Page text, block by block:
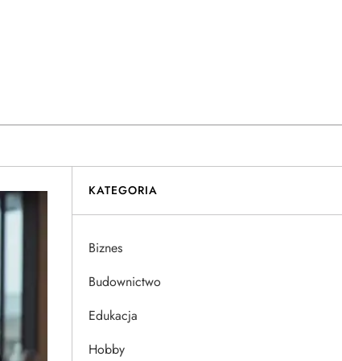
KATEGORIA
Biznes
Budownictwo
Edukacja
Hobby